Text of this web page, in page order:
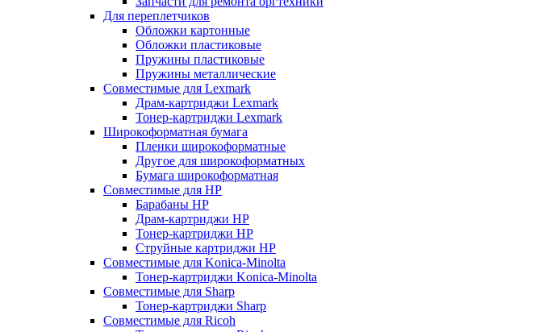
Для переплетчиков
Обложки картонные
Обложки пластиковые
Пружины пластиковые
Пружины металлические
Совместимые для Lexmark
Драм-картриджи Lexmark
Тонер-картриджи Lexmark
Широкоформатная бумага
Пленки широкоформатные
Другое для широкоформатных
Бумага широкоформатная
Совместимые для HP
Барабаны HP
Драм-картриджи HP
Тонер-картриджи HP
Струйные картриджи HP
Совместимые для Konica-Minolta
Тонер-картриджи Konica-Minolta
Совместимые для Sharp
Тонер-картриджи Sharp
Совместимые для Ricoh